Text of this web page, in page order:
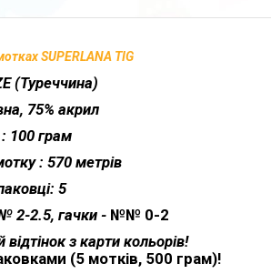
SUPERLANA TIG
(Туреччина)
75% акрил
: 100 грам
: 570 метрів
5
2-2.5, гачки - №№ 0-2
з карти кольорів!
(5 мотків, 500 грам)!